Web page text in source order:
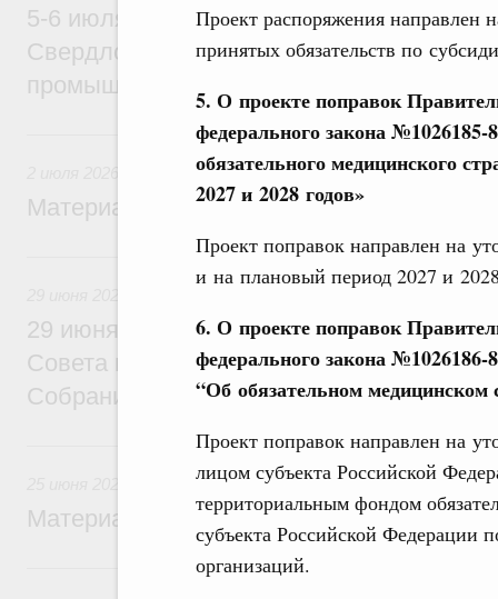
Проект распоряжения направлен
принятых обязательств по
5. О проекте поправок
федерального закона
обязательного медицинского
2027 и 2028 годов»
Проект поправок направлен на
и на плановый период 2027 и
6. О проекте поправок
федерального закона
“Об обязательном медицинском
Проект поправок направлен на
лицом субъекта Российской
территориальным фондом
субъекта Российской Федерации
организаций.
5-6 июля Михаил Мишустин совершит
Свердловскую область для участия в
промышленной выставке «Иннопром»
2 июля, четверг
Материалы к заседанию Правительства
29 июня, понедельник
29 июня Михаил Мишустин встретится с
Совета палаты Совета Федерации
Собрания
25 июня, четверг
Материалы к заседанию Правительства
18 июня, четверг